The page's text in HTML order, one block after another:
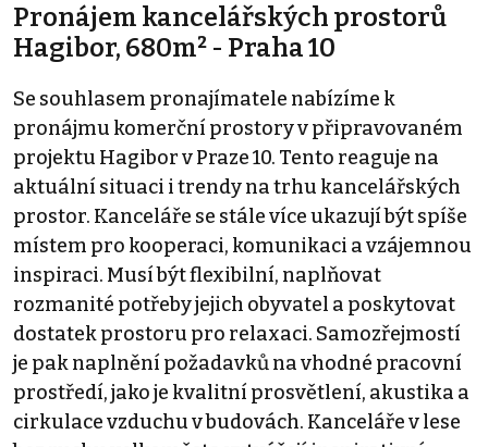
Pronájem kancelářských prostorů
Hagibor, 680m² - Praha 10
Se souhlasem pronajímatele nabízíme k
pronájmu komerční prostory v připravovaném
projektu Hagibor v Praze 10. Tento reaguje na
aktuální situaci i trendy na trhu kancelářských
prostor. Kanceláře se stále více ukazují být spíše
místem pro kooperaci, komunikaci a vzájemnou
inspiraci. Musí být flexibilní, naplňovat
rozmanité potřeby jejich obyvatel a poskytovat
dostatek prostoru pro relaxaci. Samozřejmostí
je pak naplnění požadavků na vhodné pracovní
prostředí, jako je kvalitní prosvětlení, akustika a
cirkulace vzduchu v budovách. Kanceláře v lese